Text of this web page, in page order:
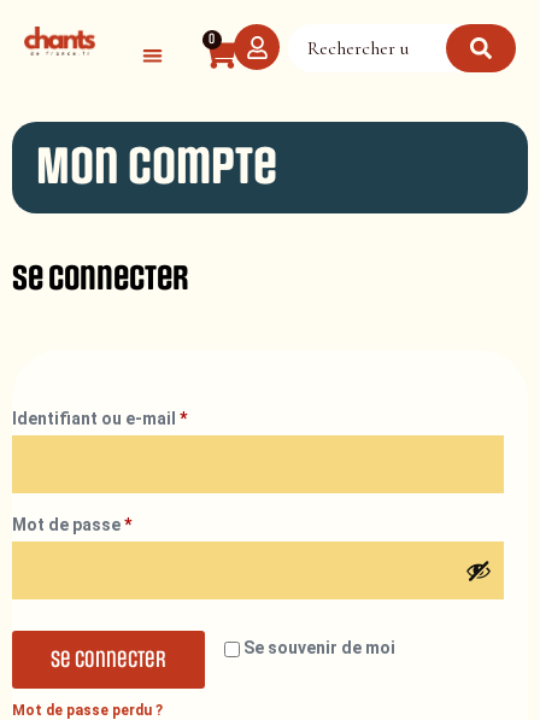
0
Mon compte
Se connecter
Identifiant ou e-mail *
Mot de passe*
Se souvenir de moi
Se connecter
Mot de passe perdu ?